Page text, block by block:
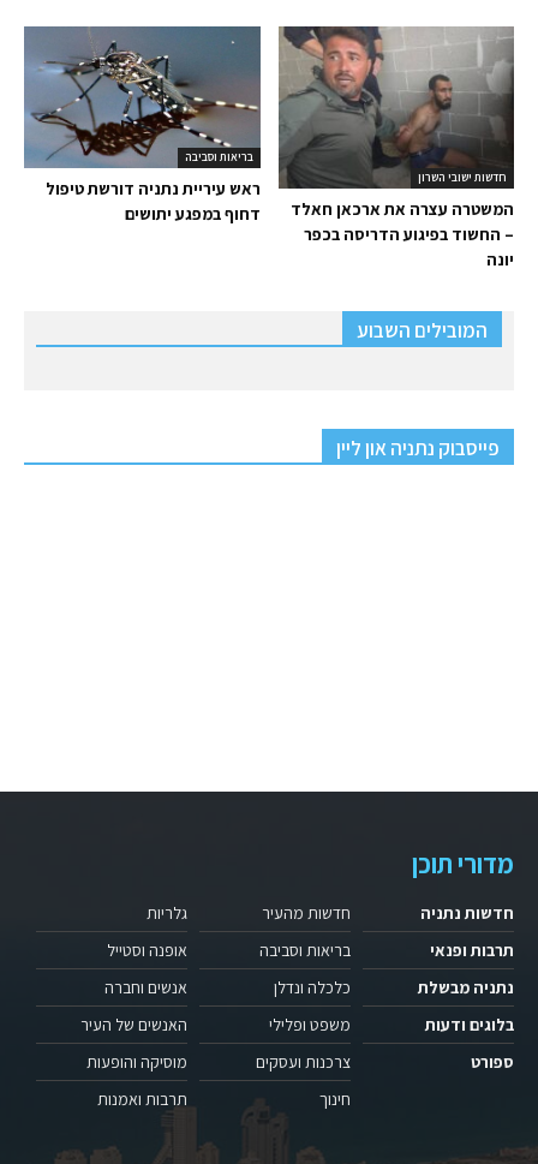
בריאות וסביבה
ראש עיריית נתניה דורשת טיפול
דחוף במפגע יתושים
חדשות ישובי השרון
המשטרה עצרה את ארכאן חאלד
– החשוד בפיגוע הדריסה בכפר
יונה
המובילים השבוע
פייסבוק נתניה און ליין
מדורי תוכן
חדשות נתניה
תרבות ופנאי
נתניה מבשלת
בלוגים ודעות
ספורט
חדשות מהעיר
בריאות וסביבה
כלכלה ונדלן
משפט ופלילי
צרכנות ועסקים
חינוך
גלריות
אופנה וסטייל
אנשים וחברה
האנשים של העיר
מוסיקה והופעות
תרבות ואמנות